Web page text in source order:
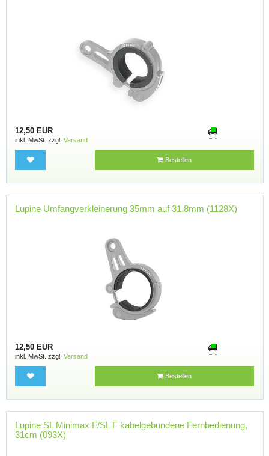
12,50 EUR
inkl. MwSt. zzgl. Versand
Bestellen
Lupine Umfangverkleinerung 35mm auf 31.8mm (1128X)
12,50 EUR
inkl. MwSt. zzgl. Versand
Bestellen
Lupine SL Minimax F/SL F kabelgebundene Fernbedienung,
31cm (093X)